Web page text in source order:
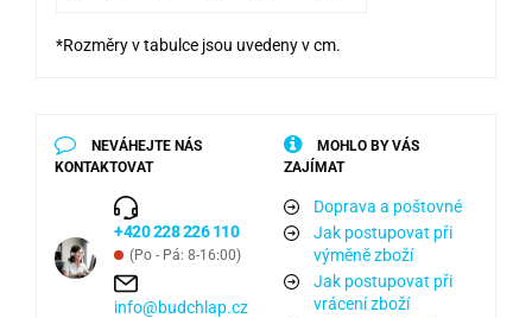
*Rozměry v tabulce jsou uvedeny v cm.
NEVÁHEJTE NÁS
KONTAKTOVAT
+420 228 226 110
(Po - Pá: 8-16:00)
info@budchlap.cz
MOHLO BY VÁS
ZAJÍMAT
Doprava a poštovné
Jak postupovat při
výměně zboží
Jak postupovat při
vrácení zboží